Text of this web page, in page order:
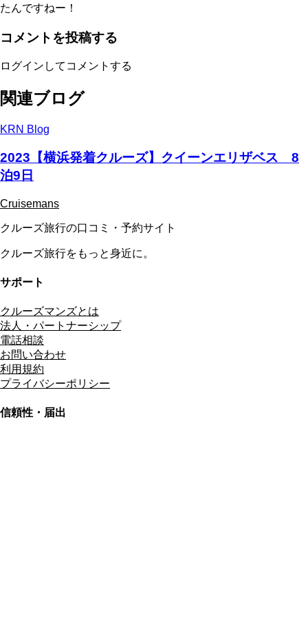
たんですねー！
コメントを投稿する
ログインしてコメントする
関連ブログ
KRN Blog
2023【横浜発着クルーズ】クイーンエリザベス 8
泊9日
Cruisemans
クルーズ旅行の口コミ・予約サイト
クルーズ旅行をもっと身近に。
サポート
クルーズマンズとは
法人・パートナーシップ
電話相談
お問い合わせ
利用規約
プライバシーポリシー
信頼性・届出